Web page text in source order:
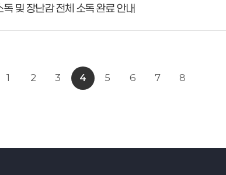
및 장난감 전체 소독 완료 안내
1 2 3 4 5 6 7 8